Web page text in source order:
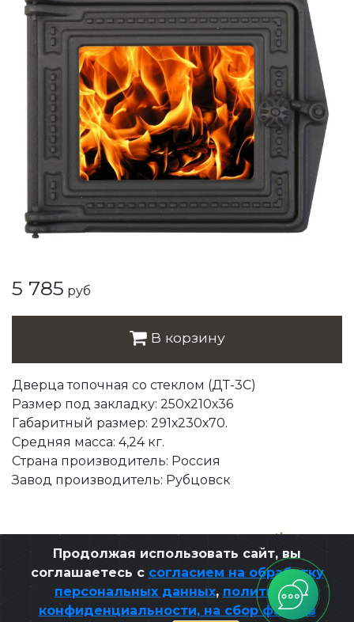
5 785 руб
В корзину
Дверца топочная со стеклом (ДТ-3С)
Размер под закладку: 250х210х36
Габаритный размер: 291х230х70.
Средняя масса: 4,24 кг.
Страна производитель: Россия
Завод производитель: Рубцовск
Продолжая использовать сайт, вы
соглашаетесь с согласием на обработку
персональных данных, политикой
конфиденциальности, на сбор файлов